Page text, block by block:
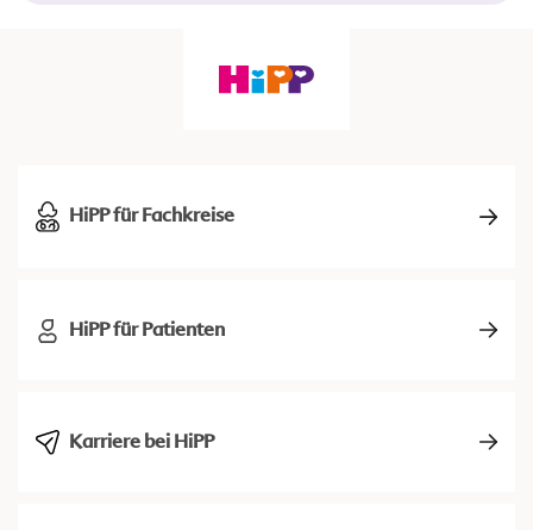
HiPP für Fachkreise
HiPP für Patienten
Karriere bei HiPP